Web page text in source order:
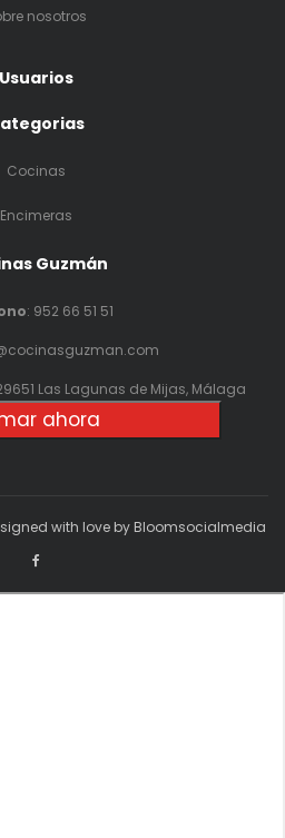
nosotros
Usuarios
Cocinas
Encimeras
Guzmán
: 952 66 51 51
Las Lagunas de Mijas, Málaga
ahora
with love by Bloomsocialmedia